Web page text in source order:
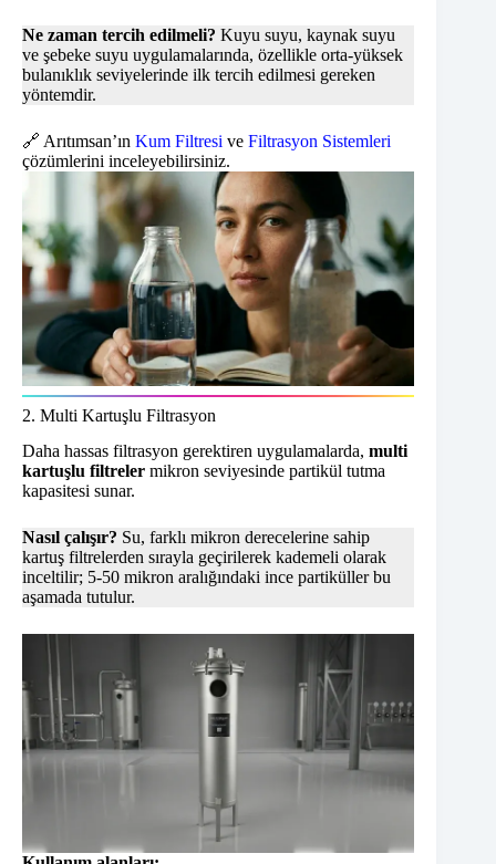
Ne zaman tercih edilmeli? Kuyu suyu, kaynak suyu
ve şebeke suyu uygulamalarında, özellikle orta-yüksek
bulanıklık seviyelerinde ilk tercih edilmesi gereken
yöntemdir.
🔗 Arıtımsan’ın Kum Filtresi ve Filtrasyon Sistemleri
çözümlerini inceleyebilirsiniz.
2. Multi Kartuşlu Filtrasyon
Daha hassas filtrasyon gerektiren uygulamalarda, multi
kartuşlu filtreler mikron seviyesinde partikül tutma
kapasitesi sunar.
Nasıl çalışır? Su, farklı mikron derecelerine sahip
kartuş filtrelerden sırayla geçirilerek kademeli olarak
inceltilir; 5-50 mikron aralığındaki ince partiküller bu
aşamada tutulur.